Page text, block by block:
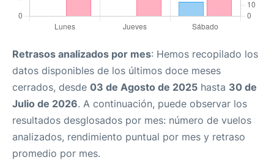
Retrasos analizados por mes: Hemos recopilado los
datos disponibles de los últimos doce meses
cerrados, desde 03 de Agosto de 2025 hasta 30 de
Julio de 2026. A continuación, puede observar los
resultados desglosados por mes: número de vuelos
analizados, rendimiento puntual por mes y retraso
promedio por mes.